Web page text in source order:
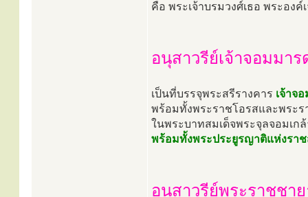
คือ พระเจ้าบรมวงศ์เธอ พระอง
อนุสาวรีย์เจ้าจอมมา
เป็นที่บรรจุพระสรีรางคาร เจ้าจ
พร้อมทั้งพระราชโอรสและพระร
ในพระบาทสมเด็จพระจุลจอมเก
พร้อมทั้งพระประยูรญาติแห่งรา
อนุสาวรีย์พระราชชา